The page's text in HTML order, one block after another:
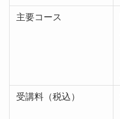
主要コース
受講料（税込）